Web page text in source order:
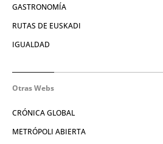
GASTRONOMÍA
RUTAS DE EUSKADI
IGUALDAD
Otras Webs
CRÓNICA GLOBAL
METRÓPOLI ABIERTA